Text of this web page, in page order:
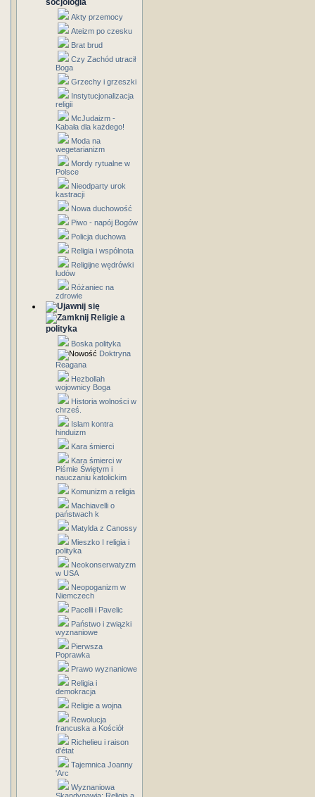
socjologia
Akty przemocy
Ateizm po czesku
Brat brud
Czy Zachód utracił
Boga
Grzechy i grzeszki
Instytucjonalizacja
religii
McJudaizm -
Kabała dla każdego!
Moda na
wegetarianizm
Mordy rytualne w
Polsce
Nieodparty urok
kastracji
Nowa duchowość
Piwo - napój Bogów
Policja duchowa
Religia i wspólnota
Religijne wędrówki
ludów
Różaniec na
zdrowie
Religie a
polityka
Boska polityka
Doktryna
Reagana
Hezbollah
wojownicy Boga
Historia wolności w
chrześ.
Islam kontra
hinduizm
Kara śmierci
Kara śmierci w
Piśmie Świętym i
nauczaniu katolickim
Komunizm a religia
Machiavelli o
państwach k
Matylda z Canossy
Mieszko I religia i
polityka
Neokonserwatyzm
w USA
Neopoganizm w
Niemczech
Pacelli i Pavelic
Państwo i związki
wyznaniowe
Pierwsza
Poprawka
Prawo wyznaniowe
Religia i
demokracja
Religie a wojna
Rewolucja
francuska a Kościół
Richelieu i raison
d'état
Tajemnica Joanny
'Arc
Wyznaniowa